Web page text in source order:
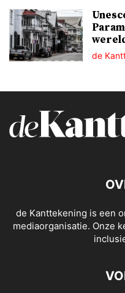
de
de Kanttekening is een
mediaorganisatie. Onze